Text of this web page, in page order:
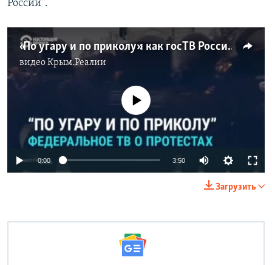
России".
«По угару и по приколу»: как госТВ России освещало протесты 23 января (видео)
видеоКрым.Реалии
Auto 240p 360p 480p
No media source currently available
0:00 3:50
240p
480p
Загрузить